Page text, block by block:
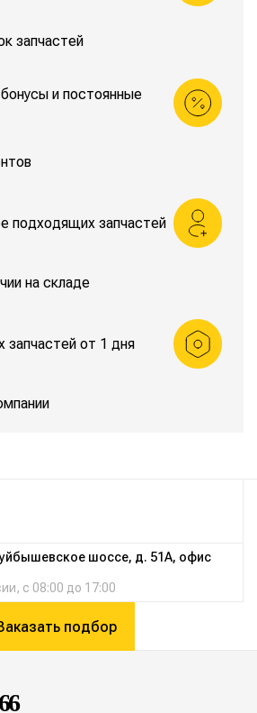
запчастей
и постоянные
подходящих запчастей
на складе
запчастей от 1 дня
шоссе, д. 51А, офис
с 08:00 до 17:00
подбор